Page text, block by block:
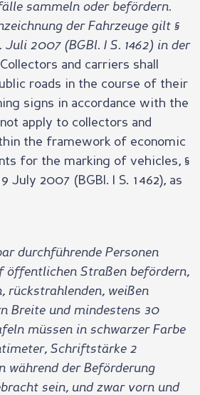
sammeln oder befördern.
der Fahrzeuge gilt §
2007 (BGBl. I S. 1462) in der
and carriers shall
roads in the course of their
signs in accordance with the
apply to collectors and
the framework of economic
for the marking of vehicles, §
2007 (BGBl. I S. 1462), as
durchführende Personen
öffentlichen Straßen befördern,
rückstrahlenden, weißen
Breite und mindestens 30
müssen in schwarzer Farbe
Schriftstärke 2
während der Beförderung
sein, und zwar vorn und